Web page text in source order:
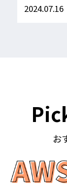
2024.07.16
お